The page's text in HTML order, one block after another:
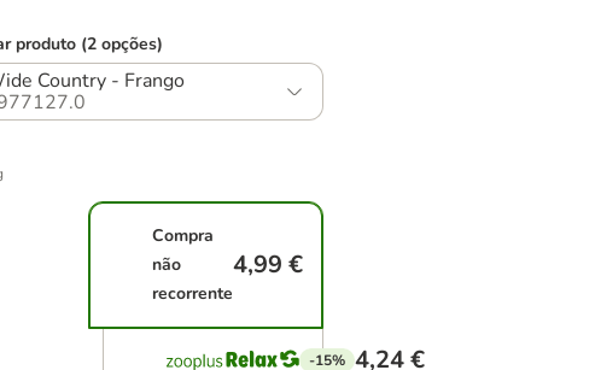
produto (2 opções)
Country - Frango
Compra
não
recorrente
4,99 €
-15% 4,24 €